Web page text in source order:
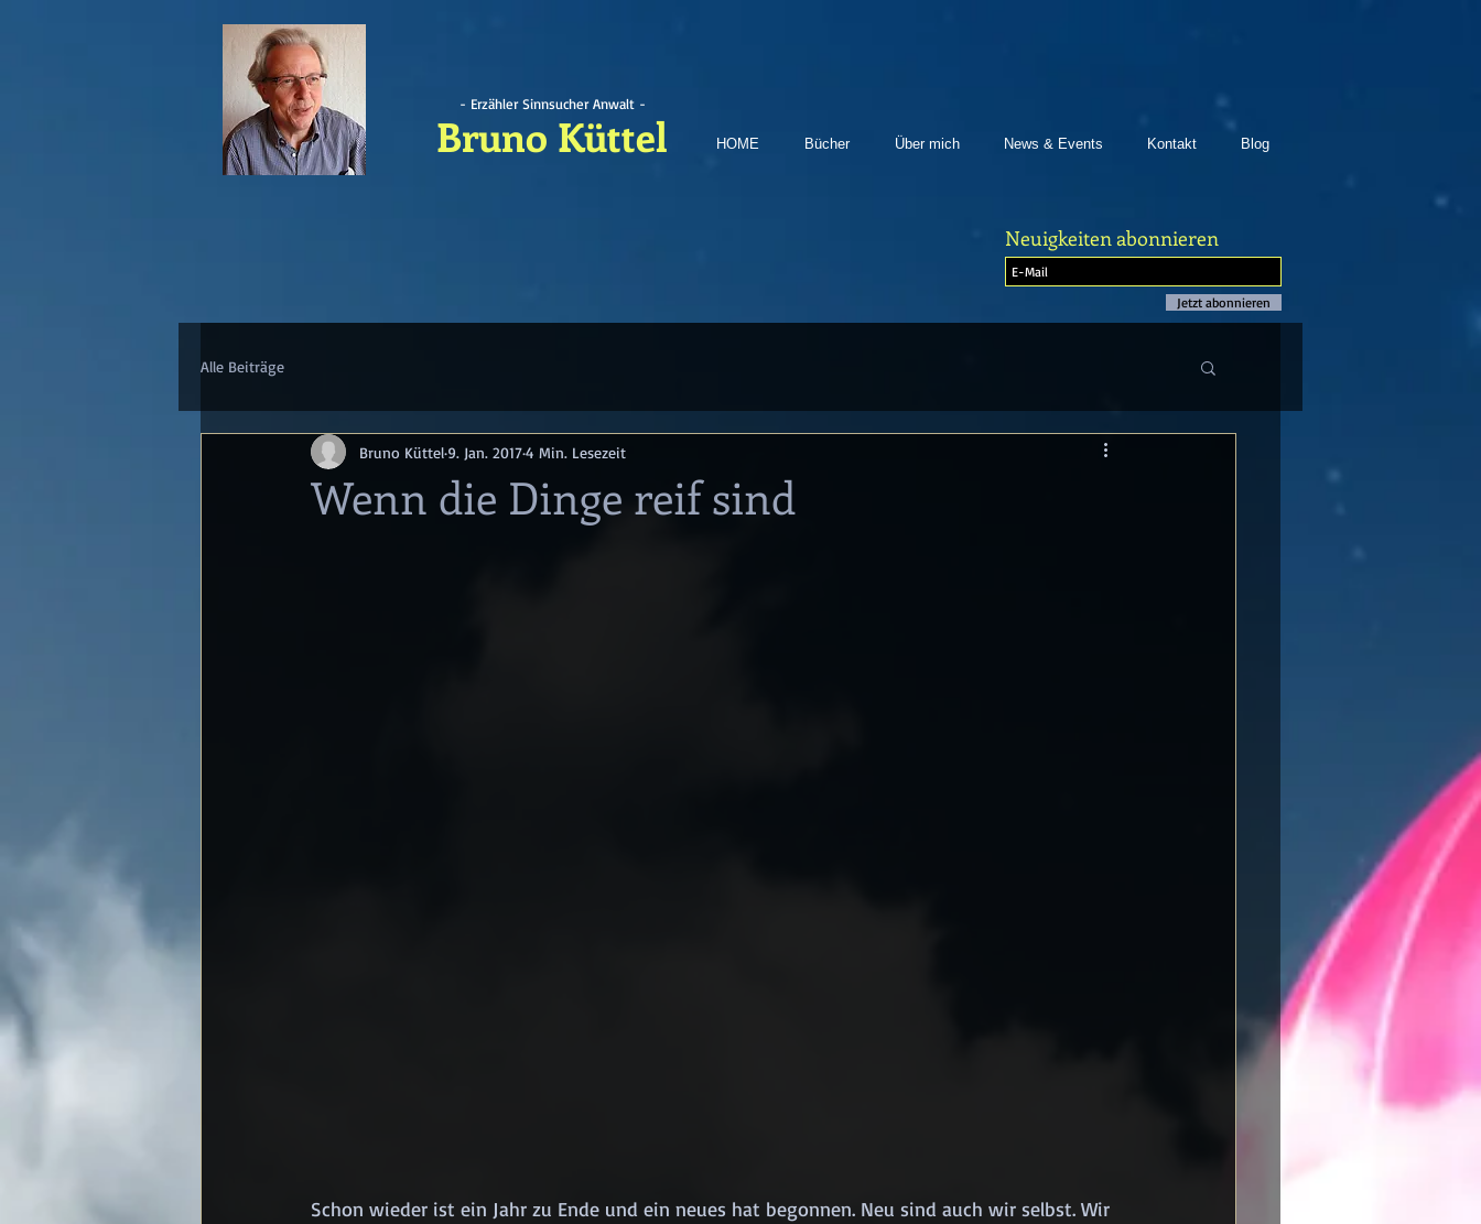
- Erzähler Sinnsucher Anwalt -
Bruno Küttel HOME Bücher Über mich News & Events Kontakt Blog
Alle Beiträge
Wenn die Dinge reif sind
Bruno Küttel 9. Jan. 20174 Min. Lesezeit
Schon wieder ist ein Jahr zu Ende und ein neues hat begonnen. Neu sind auch wir selbst. Wir
Neuigkeiten abonnieren
Jetzt abonnieren